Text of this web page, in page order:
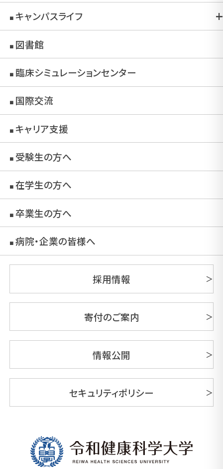
■キャンパスライフ
■図書館
■臨床シミュレーションセンター
■国際交流
■キャリア支援
■受験生の方へ
■在学生の方へ
■卒業生の方へ
■病院・企業の皆様へ
採用情報
寄付のご案内
情報公開
セキュリティポリシー